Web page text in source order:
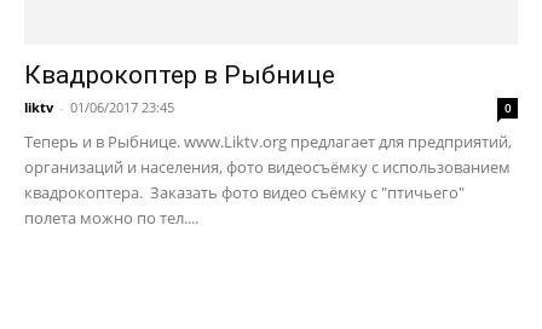
Квадрокоптер в Рыбнице
liktv - 01/06/2017 23:45 0
Теперь и в Рыбнице. www.Liktv.org предлагает для предприятий,
организаций и населения, фото видеосъёмку с использованием
квадрокоптера. Заказать фото видео съёмку с "птичьего"
полета можно по тел....